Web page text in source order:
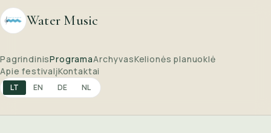
Water Music
PagrindinisProgramaArchyvasKelionės planuoklė
Apie festivalįKontaktai
LT EN DE NL